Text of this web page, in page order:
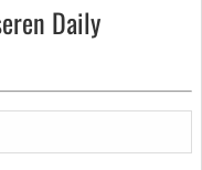
Daily